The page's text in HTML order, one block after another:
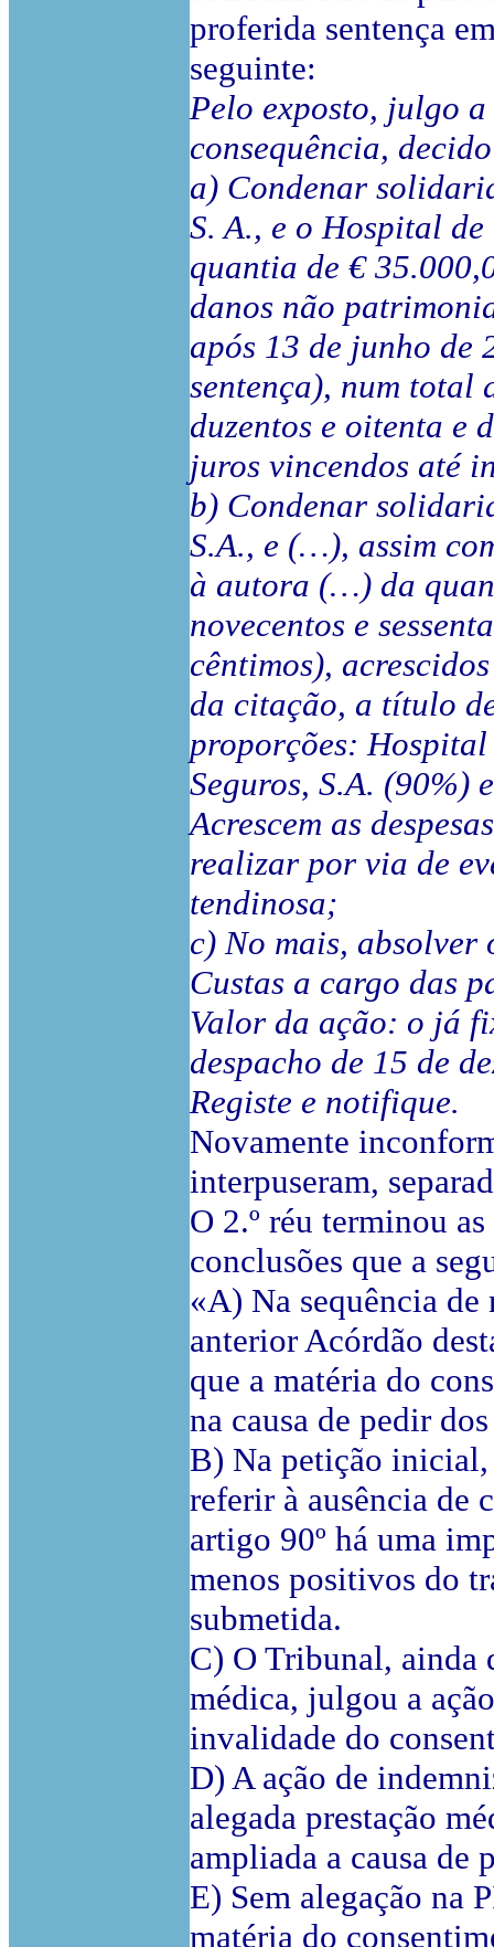
proferida sentença
seguinte:
Pelo exposto, julgo
consequência,
a) Condenar
S. A., e o Hospital
quantia de €
danos não
após 13 de junho
sentença), num total
duzentos e oitenta e
juros vincendos até
b) Condenar
S.A., e (…), assim
à autora (…) da
novecentos e
cêntimos),
da citação, a título
proporções:
Seguros, S.A. (90%)
Acrescem as
realizar por via de
tendinosa;
c) No mais, absolver
Custas a cargo das
Valor da ação: o já
despacho de 15 de
Registe e notifique.
Novamente
interpuseram,
O 2.º réu terminou
conclusões que a
«A) Na sequência
anterior Acórdão
que a matéria do
na causa de pedir
B) Na petição inicial,
referir à ausência de
artigo 90º há uma
menos positivos do
submetida.
C) O Tribunal, ainda
médica, julgou a
invalidade do
D) A ação de
alegada prestação
ampliada a causa de
E) Sem alegação na
matéria do